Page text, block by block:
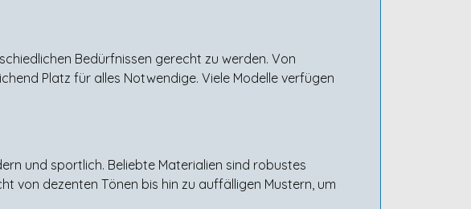
Bedürfnissen gerecht zu werden. Von
Platz für alles Notwendige. Viele Modelle verfügen
und sportlich. Beliebte Materialien sind robustes
von dezenten Tönen bis hin zu auffälligen Mustern, um